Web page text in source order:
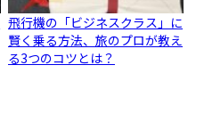
飛行機の「ビジネスクラス」に
賢く乗る方法、旅のプロが教え
る3つのコツとは？